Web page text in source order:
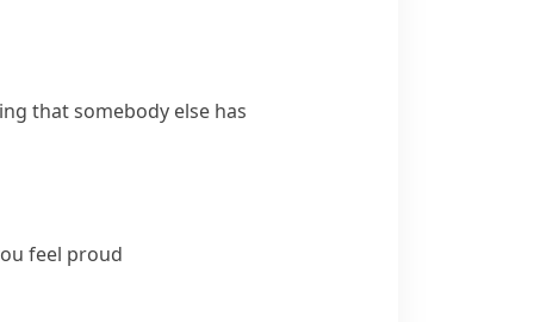
that somebody else has
feel proud